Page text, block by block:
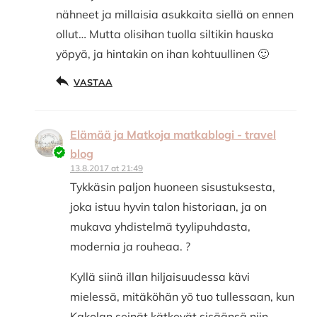
nähneet ja millaisia asukkaita siellä on ennen
ollut… Mutta olisihan tuolla siltikin hauska
yöpyä, ja hintakin on ihan kohtuullinen 🙂
VASTAA
Elämää ja Matkoja matkablogi - travel
blog
13.8.2017 at 21:49
Tykkäsin paljon huoneen sisustuksesta,
joka istuu hyvin talon historiaan, ja on
mukava yhdistelmä tyylipuhdasta,
modernia ja rouheaa. ?
Kyllä siinä illan hiljaisuudessa kävi
mielessä, mitäköhän yö tuo tullessaan, kun